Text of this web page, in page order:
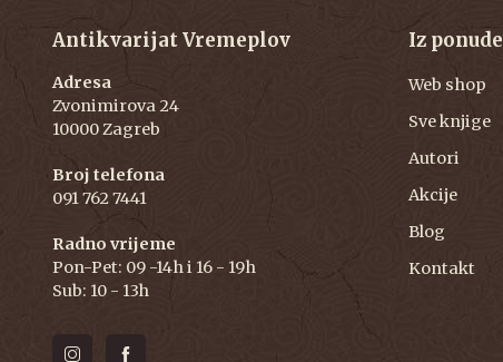
Antikvarijat Vremeplov
Adresa
Zvonimirova 24
10000 Zagreb
Broj telefona
091 762 7441
Radno vrijeme
Pon-Pet: 09 -14h i 16 - 19h
Sub: 10 - 13h
Iz ponude
Web shop
Sve knjige
Autori
Akcije
Blog
Kontakt